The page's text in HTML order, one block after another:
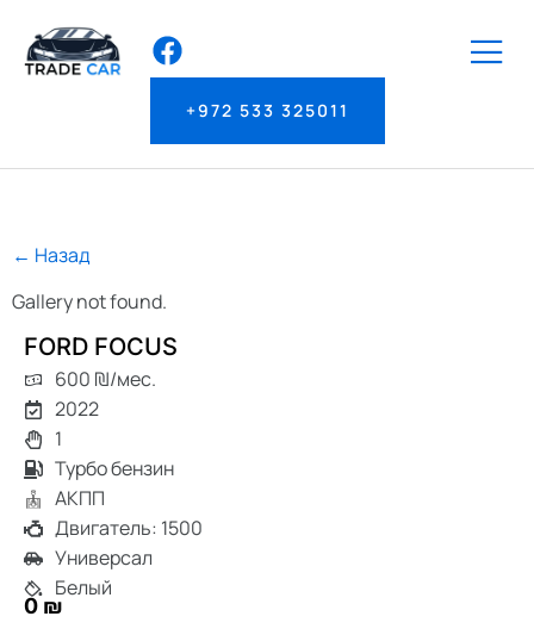
+972 533 325011
← Назад
Gallery not found.
FORD FOCUS
600 ₪/мес.
2022
1
Турбо бензин
АКПП
Двигатель: 1500
Универсал
Белый
0 ₪